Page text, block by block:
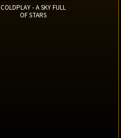
COLDPLAY - A SKY FULL
OF STARS